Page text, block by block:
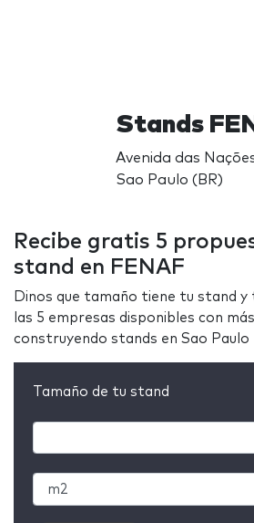
Stands
Avenida das
Sao Paulo (BR)
Recibe gratis 5
stand en FENAF
Dinos que tamaño tiene tu stand
las 5 empresas disponibles con
construyendo stands en Sao Paulo
Tamaño de tu stand